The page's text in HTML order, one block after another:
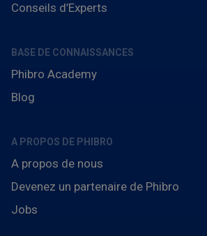
Conseils d’Experts
BASE DE CONNAISSANCES
Phibro Academy
Blog
A PROPOS DE PHIBRO
A propos de nous
Devenez un partenaire de Phibro
Jobs